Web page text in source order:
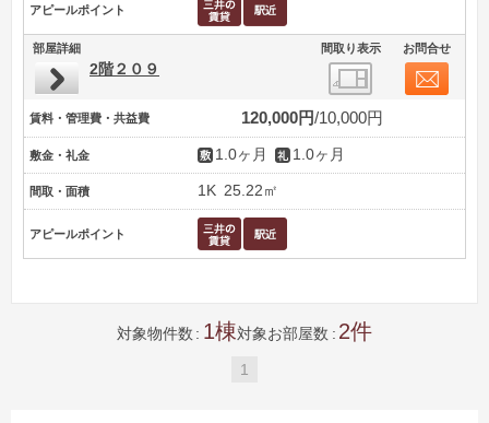
アピールポイント
部屋詳細 間取り表示 お問合せ
2階２０９
賃料・管理費・共益費 120,000円 10,000円
敷金・礼金 1.0ヶ月 1.0ヶ月
間取・面積 1K 25.22㎡
アピールポイント
対象物件数 1 対象お部屋数 2
1